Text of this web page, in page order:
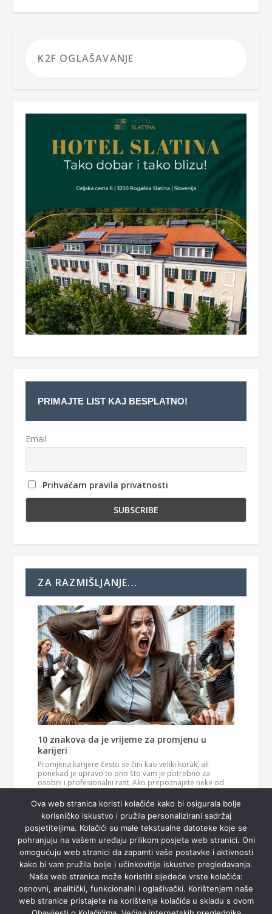
PRIMAJTE LIST KAJ BESPLATNO!
Email
Prihvaćam pravila privatnosti
ZA RAZMIŠLJANJE...
10 znakova da je vrijeme za promjenu u
karijeri
Promjena karijere često se čini kao veliki korak, ali
ponekad je upravo to ono što vam je potrebno za
osobni i profesionalni rast. Ako prepoznajete neke od
ovih znakova, možda je vrijeme da razmislite o novom
smjeru u svom životu. 1. Vaš posao više vas…Pročitaj
više
Ova web stranica koristi kolačiće kako bi osigurala bolje
korisničko iskustvo i pružila personalizirani sadržaj
posjetiteljima. Kolačići su male tekstualne datoteke koje se
pohranjuju na vašem uređaju prilikom posjeta web stranici. Oni
omogućuju web stranici da zapamti vaše postavke i aktivnosti
kako bi vam pružila bolje i učinkovitije iskustvo pregledavanja.
Naša web stranica može koristiti sljedeće vrste kolačića:
osnovni, analitički, funkcionalni i oglašivački. Korištenjem naše
web stranice pristajete na korištenje kolačića u skladu s ovom